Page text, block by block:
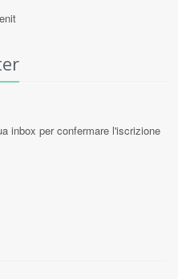
inbox per confermare l'iscrizione